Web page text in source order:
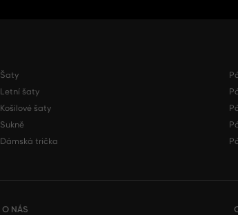
Šaty
Letní šaty
Košilové šaty
Sukně
Dámská trička
O NÁS